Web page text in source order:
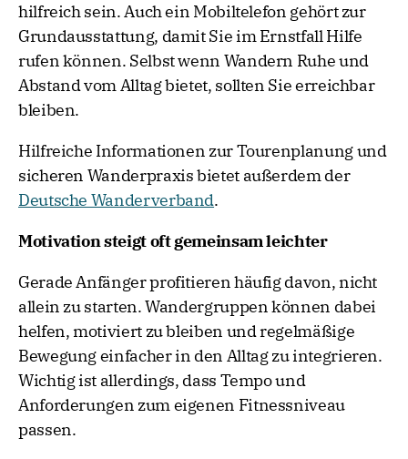
hilfreich sein. Auch ein Mobiltelefon gehört zur
Grundausstattung, damit Sie im Ernstfall Hilfe
rufen können. Selbst wenn Wandern Ruhe und
Abstand vom Alltag bietet, sollten Sie erreichbar
bleiben.
Hilfreiche Informationen zur Tourenplanung und
sicheren Wanderpraxis bietet außerdem der
Deutsche Wanderverband.
Motivation steigt oft gemeinsam leichter
Gerade Anfänger profitieren häufig davon, nicht
allein zu starten. Wandergruppen können dabei
helfen, motiviert zu bleiben und regelmäßige
Bewegung einfacher in den Alltag zu integrieren.
Wichtig ist allerdings, dass Tempo und
Anforderungen zum eigenen Fitnessniveau
passen.